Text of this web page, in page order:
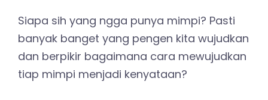
Siapa sih yang ngga punya mimpi? Pasti
banyak banget yang pengen kita wujudkan
dan berpikir bagaimana cara mewujudkan
tiap mimpi menjadi kenyataan?